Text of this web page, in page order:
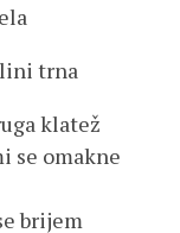
trna
klatež
se omakne
brijem